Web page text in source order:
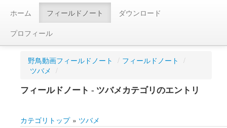
ホーム フィールドノート
ダウンロード
プロフィール
野鳥動画フィールドノート / フィールドノート /
ツバメ /
フィールドノート - ツバメカテゴリのエントリ
カテゴリトップ » ツバメ